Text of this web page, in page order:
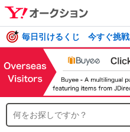
毎日引けるくじ 今すぐ挑戦